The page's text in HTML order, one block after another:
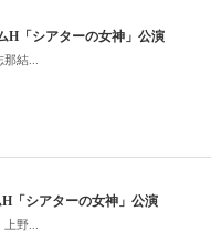
H「シアターの女神」公演
結...
「シアターの女神」公演
野...